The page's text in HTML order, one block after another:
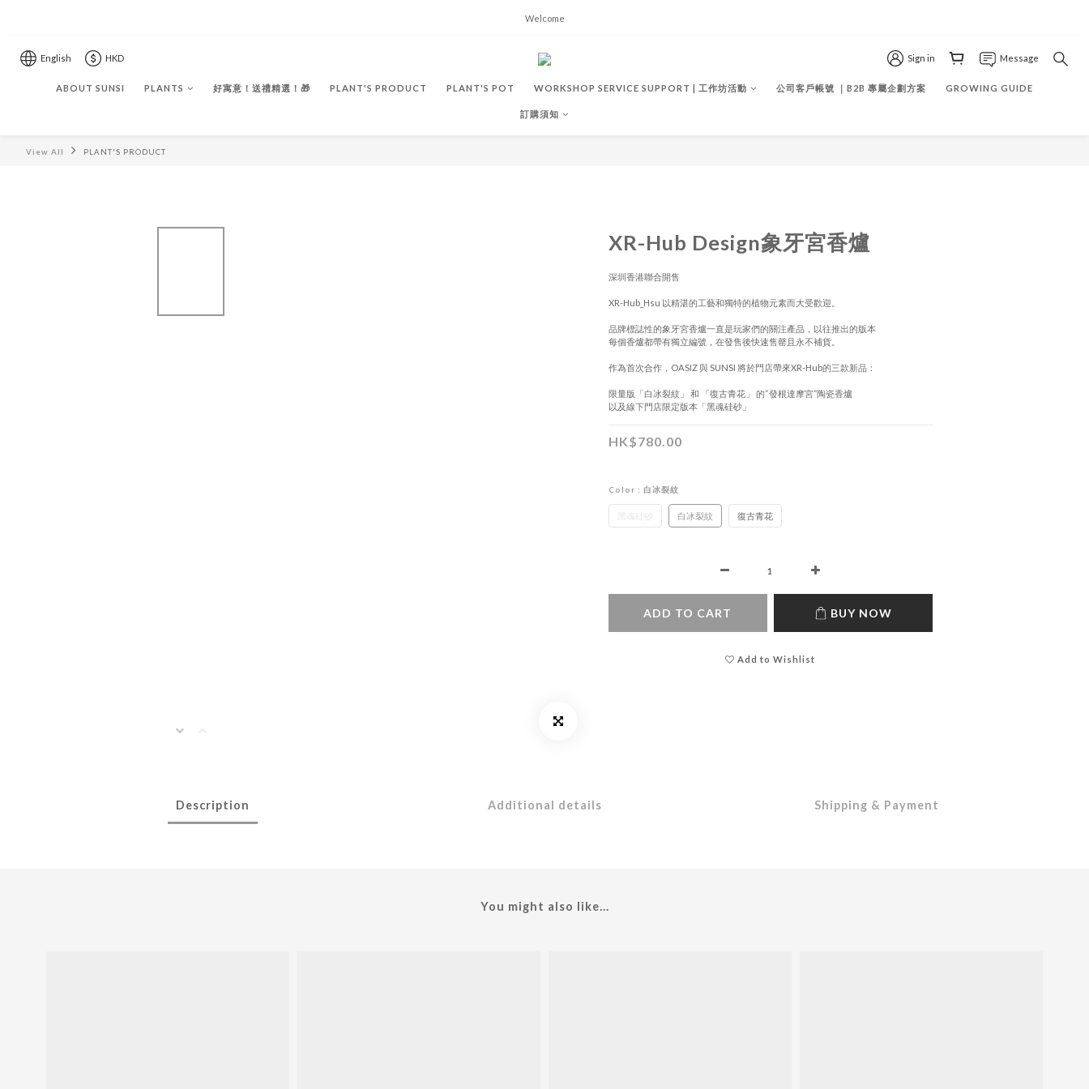
Welcome
English HKD Sign in Message
ABOUT SUNSI PLANTS 好寓意！送禮精選！🎁 PLANT'S PRODUCT PLANT'S POT WORKSHOP SERVICE SUPPORT | 工作坊活動 公司客戶帳號 ｜B2B 專屬企劃方案 GROWING GUIDE
訂購須知
View All PLANT'S PRODUCT
XR-Hub Design象牙宮香爐
深圳香港聯合開售
XR-Hub_Hsu 以精湛的工藝和獨特的植物元素而大受歡迎。
品牌標誌性的象牙宮香爐一直是玩家們的關注產品，以往推出的版本
每個香爐都帶有獨立編號，在發售後快速售罄且永不補貨。
作為首次合作，OASIZ 與 SUNSI 將於門店帶來XR-Hub的三款新品：
限量版「白冰裂紋」 和 「復古青花」 的“發根達摩宮”陶瓷香爐
以及線下門店限定版本「黑魂硅砂」
HK$780.00
Color : 白冰裂紋
黑魂硅砂 白冰裂紋 復古青花
ADD TO CART BUY NOW
Add to Wishlist
Description Additional details Shipping & Payment
You might also like...